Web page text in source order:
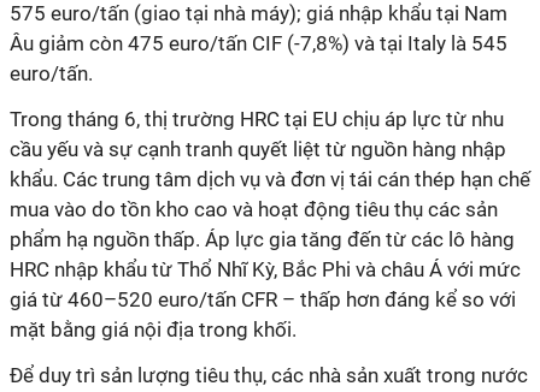
575 euro/tấn (giao tại nhà máy); giá nhập khẩu tại Nam
Âu giảm còn 475 euro/tấn CIF (-7,8%) và tại Italy là 545
euro/tấn.
Trong tháng 6, thị trường HRC tại EU chịu áp lực từ nhu
cầu yếu và sự cạnh tranh quyết liệt từ nguồn hàng nhập
khẩu. Các trung tâm dịch vụ và đơn vị tái cán thép hạn chế
mua vào do tồn kho cao và hoạt động tiêu thụ các sản
phẩm hạ nguồn thấp. Áp lực gia tăng đến từ các lô hàng
HRC nhập khẩu từ Thổ Nhĩ Kỳ, Bắc Phi và châu Á với mức
giá từ 460–520 euro/tấn CFR – thấp hơn đáng kể so với
mặt bằng giá nội địa trong khối.
Để duy trì sản lượng tiêu thụ, các nhà sản xuất trong nước